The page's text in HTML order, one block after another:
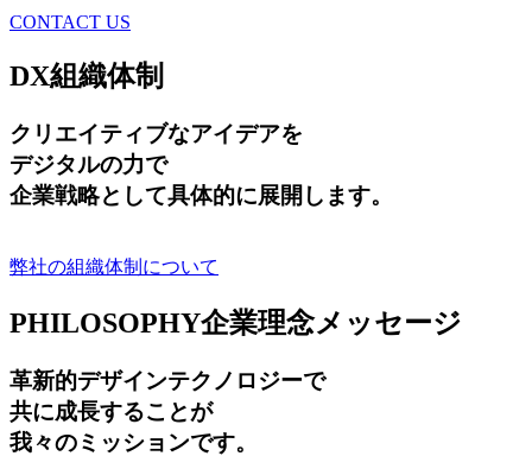
CONTACT US
DX組織体制
クリエイティブなアイデアを
デジタルの力で
企業戦略として具体的に展開します。
弊社の組織体制について
PHILOSOPHY企業理念メッセージ
革新的デザインテクノロジーで
共に成長することが
我々のミッションです。